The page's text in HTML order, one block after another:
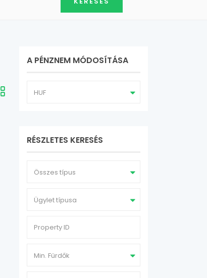
A PÉNZNEM MÓDOSÍTÁSA
HUF
RÉSZLETES KERESÉS
Összes típus
Ügylet típusa
Min. Fürdők